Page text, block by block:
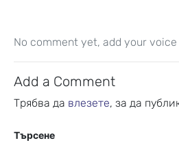
No comment yet, add your voice
Add a Comment
Трябва да влезете, за да
Търсене